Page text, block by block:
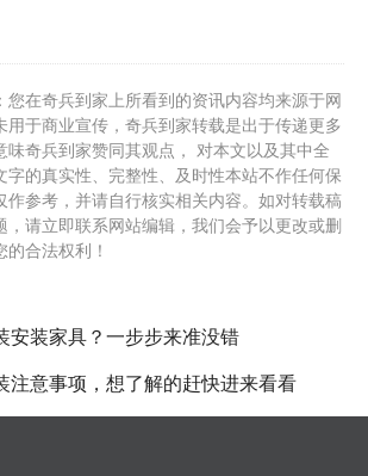
您在奇兵到家上所看到的资讯内容均来源于网
用于商业宣传，奇兵到家转载是出于传递更多
味奇兵到家赞同其观点， 对本文以及其中全
字的真实性、完整性、及时性本站不作任何保
作参考，并请自行核实相关内容。如对转载稿
，请立即联系网站编辑，我们会予以更改或删
合法权利！
安装家具？一步步来准没错
注意事项，想了解的赶快进来看看